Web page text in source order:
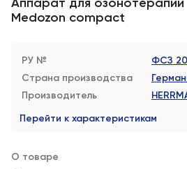
Medozon compact
РУ №
ФСЗ
Страна производства
Производитель
Перейти к характеристикам
О товаре